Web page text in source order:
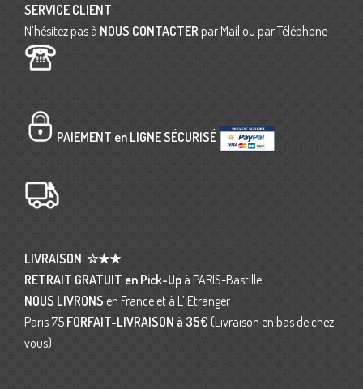
SERVICE CLIENT
N’hésitez pas à NOUS CONTACTER par Mail ou par Téléphone
PAIEMENT en LIGNE SÉCURISÉ
LIVRAISON ☆★★
RETRAIT GRATUIT en Pick-Up à PARIS-Bastille
NOUS LIVRONS en France et à L’ Etranger
Paris 75 FORFAIT-LIVRAISON à 35€ (Livraison en bas de chez
vous)